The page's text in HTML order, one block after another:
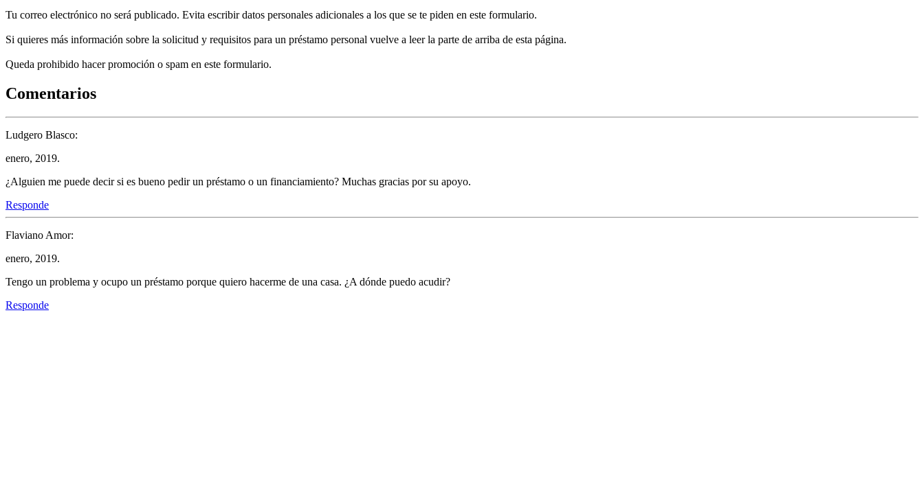
Tu correo electrónico no será publicado. Evita escribir datos personales adicionales a los que se te piden en este formulario.
Si quieres más información sobre la solicitud y requisitos para un préstamo personal vuelve a leer la parte de arriba de esta página.
Queda prohibido hacer promoción o spam en este formulario.
Comentarios
Ludgero Blasco:
enero, 2019.
¿Alguien me puede decir si es bueno pedir un préstamo o un financiamiento? Muchas gracias por su apoyo.
Responde
Flaviano Amor:
enero, 2019.
Tengo un problema y ocupo un préstamo porque quiero hacerme de una casa. ¿A dónde puedo acudir?
Responde